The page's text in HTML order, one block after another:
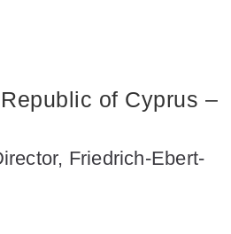
of Cyprus –
Friedrich-Ebert-